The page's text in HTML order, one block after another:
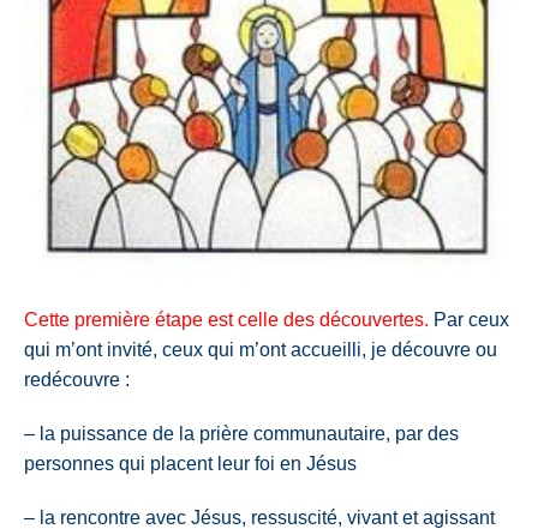
Cette première étape est celle des découvertes. Par ceux
qui m’ont invité, ceux qui m’ont accueilli, je découvre ou
redécouvre :
– la puissance de la prière communautaire, par des
personnes qui placent leur foi en Jésus
– la rencontre avec Jésus, ressuscité, vivant et agissant